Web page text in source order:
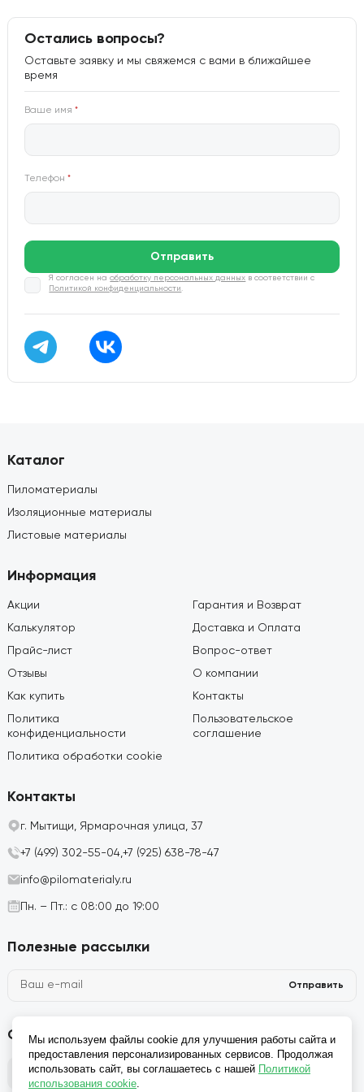
Остались вопросы?
Оставьте заявку и мы свяжемся с вами в ближайшее
время
Ваше имя*
Телефон*
Отправить
Я согласен наобработку персональных данных в соответствии с
Политикой конфиденциальности
Каталог
Пиломатериалы
Изоляционные материалы
Листовые материалы
Информация
Акции
Калькулятор
Прайс-лист
Отзывы
Как купить
Политика
конфиденциальности
Политика обработки cookie
Гарантия и Возврат
Доставка и Оплата
Вопрос-ответ
О компании
Контакты
Пользовательское
соглашение
Контакты
г. Мытищи, Ярмарочная улица, 37
+7 (499) 302-55-04,+7 (925) 638-78-47
info@pilomaterialy.ru
Пн. – Пт.: с 08:00 до 19:00
Полезные рассылки
Отправить
Социальные сети
Мы используем файлы cookie для улучшения работы сайта и
предоставления персонализированных сервисов. Продолжая
использовать сайт, вы соглашаетесь с нашей Политикой
использования cookie.